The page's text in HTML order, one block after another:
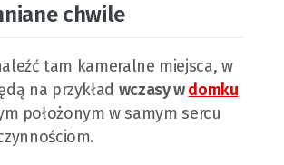
chwile
tam kameralne miejsca, w
na przykład wczasy wdomku
położonym w samym sercu